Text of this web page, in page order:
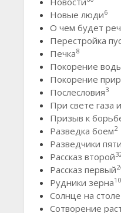
Новые люди6
О чем будет
Перестройка
Печка8
Покорение
Покорение
Послесловия3
При свете газа
Призыв к
Разведка боем2
Разведчики
Рассказ второй
Рассказ первый
Рудники зерна10
Солнце на столе
Сотворение